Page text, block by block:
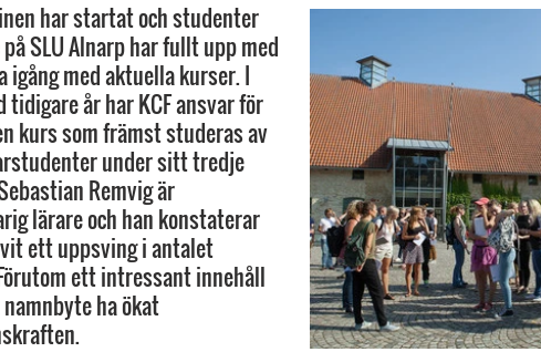
har startat och studenter
SLU Alnarp har fullt upp med
igång med aktuella kurser. I
tidigare år har KCF ansvar för
kurs som främst studeras av
under sitt tredje
Remvig är
lärare och han konstaterar
ett uppsving i antalet
ett intressant innehåll
ha ökat